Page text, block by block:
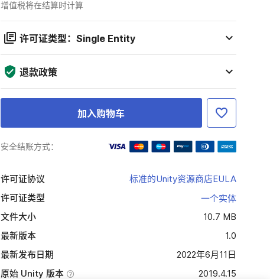
增值税将在结算时计算
许可证类型：Single Entity
退款政策
加入购物车
安全结账方式：
许可证协议
标准的Unity资源商店EULA
许可证类型
一个实体
文件大小
10.7 MB
最新版本
1.0
最新发布日期
2022年6月11日
原始 Unity 版本
2019.4.15